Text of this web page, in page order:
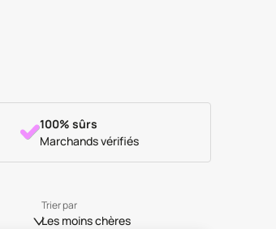
100% sûrs
Marchands vérifiés
Trier par
Les moins chères